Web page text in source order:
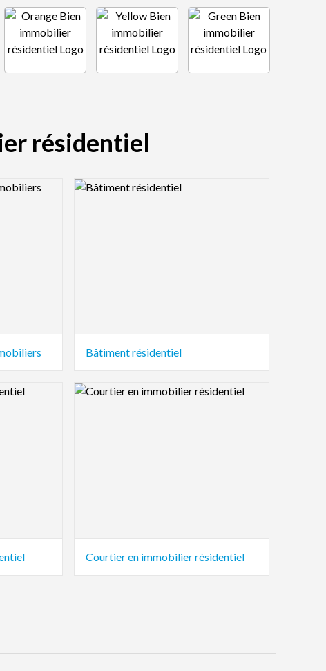
résidentiel
Logo Preview Image
Bâtiment résidentiel
Logo Preview Image
Courtier en immobilier résidentiel